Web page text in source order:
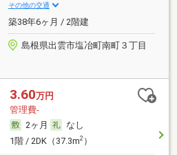
その他の交通
築38年6ヶ月 / 2階建
島根県出雲市塩冶町南町３丁目
3.60万円
管理費-
2ヶ月
なし
1階 / 2DK（37.3m2）